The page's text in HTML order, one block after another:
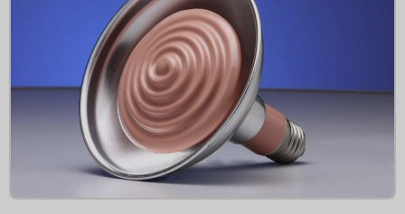
Emissores Infravermelho em Quartzo 2FTRZ Ondas
Emissores Infravermelho em Quartzo Ondas Médias
Emissores Infravermelho em Quartzp 1FPRZ Ondas
Resistências tubulares